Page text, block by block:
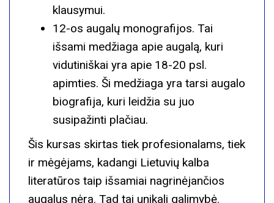
klausymui.
12-os augalų monografijos. Tai
išsami medžiaga apie augalą, kuri
vidutiniškai yra apie 18-20 psl.
apimties. Ši medžiaga yra tarsi augalo
biografija, kuri leidžia su juo
susipažinti plačiau.
Šis kursas skirtas tiek profesionalams, tiek
ir mėgėjams, kadangi Lietuvių kalba
literatūros taip išsamiai nagrinėjančios
augalus nėra. Tad tai unikali galimybė.